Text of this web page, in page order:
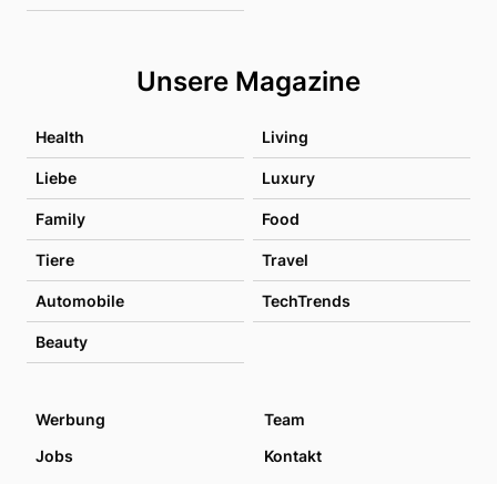
Unsere Magazine
Health Living
Liebe Luxury
Family Food
Tiere Travel
Automobile TechTrends
Beauty
Werbung
Team
Jobs
Kontakt